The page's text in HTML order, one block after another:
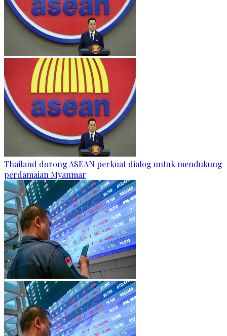
Thailand dorong ASEAN perkuat dialog untuk mendukung
perdamaian Myanmar